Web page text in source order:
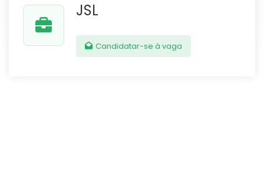
JSL
Candidatar-se à vaga